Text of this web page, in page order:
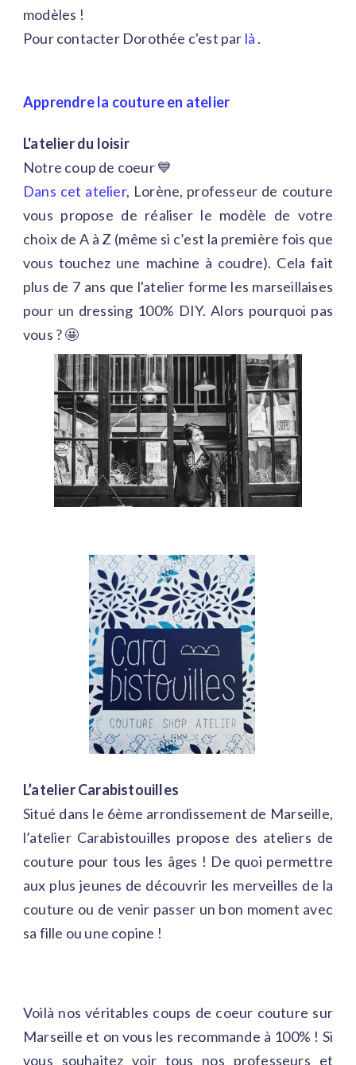
modèles !
Pour contacter Dorothée c'est par là .
Apprendre la couture en atelier
L'atelier du loisir
Notre coup de coeur 💙
Dans cet atelier, Lorène, professeur de couture
vous propose de réaliser le modèle de votre
choix de A à Z (même si c’est la première fois que
vous touchez une machine à coudre). Cela fait
plus de 7 ans que l'atelier forme les marseillaises
pour un dressing 100% DIY. Alors pourquoi pas
vous ? 🤩
L’atelier Carabistouilles
Situé dans le 6ème arrondissement de Marseille,
l’atelier Carabistouilles propose des ateliers de
couture pour tous les âges ! De quoi permettre
aux plus jeunes de découvrir les merveilles de la
couture ou de venir passer un bon moment avec
sa fille ou une copine !
Voilà nos véritables coups de coeur couture sur
Marseille et on vous les recommande à 100% ! Si
vous souhaitez voir tous nos professeurs et